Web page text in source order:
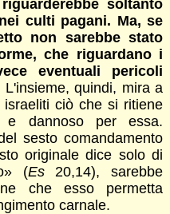
soltanto
culti pagani. Ma, se
non sarebbe stato
che riguardano i
eventuali pericoli
L'insieme, quindi, mira a
ciò che si ritiene
e dannoso per essa.
sesto comandamento
originale dice solo di
(Es20,14), sarebbe
che esso permetta
carnale.